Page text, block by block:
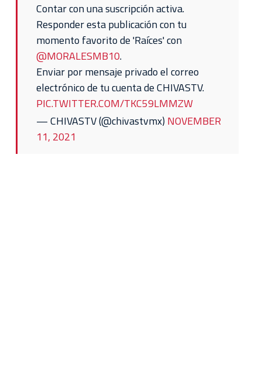
Contar con una suscripción activa.
Responder esta publicación con tu
momento favorito de 'Raíces' con
@MORALESMB10.
Enviar por mensaje privado el correo
electrónico de tu cuenta de CHIVASTV.
PIC.TWITTER.COM/TKC59LMMZW
— CHIVASTV (@chivastvmx) NOVEMBER
11, 2021